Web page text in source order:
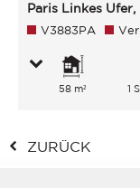
Paris Linkes
V3883PA
58 m² 1
ZURÜCK